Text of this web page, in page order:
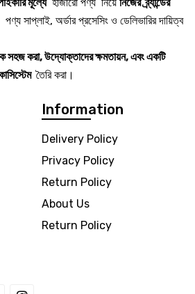
সাপ্লাই, অর্ডার প্রসেসিং ও ডেলিভারির দায়িত্ব
সহজ করা, উদ্যোক্তাদের ক্ষমতায়ন, এবং একটি
তৈরি করা।
Information
Delivery Policy
Privacy Policy
Return Policy
About Us
Return Policy